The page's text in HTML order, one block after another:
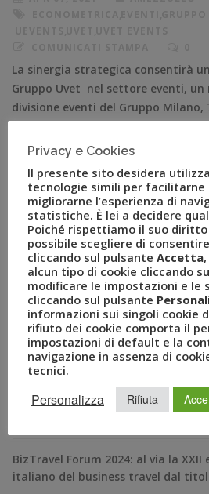
La sinergia strategica consentirà
Gruppo Uvet nel settore eventi, un
divisione eventi del Gruppo Milano,
fornitura di servizi e soluzioni
nascita della nuova […]
RECENT POSTS
BizTravel Forum 2024: al via la XXII
italiano del business travel dal
Privacy e Cookies
Il presente sito desidera
tecnologie simili per
migliorarne l’esperienza di
statistiche. È lei a decidere
Poiché rispettiamo il suo diritto
possibile scegliere di
cliccando sul pulsante Accetta
alcun tipo di cookie cliccando
modificare le impostazioni e le
cliccando sul pulsante
informazioni sui singoli cookie
rifiuto dei cookie comporta il
impostazioni di default e la
navigazione in assenza di
tecnici.
Personalizza Rifiuta